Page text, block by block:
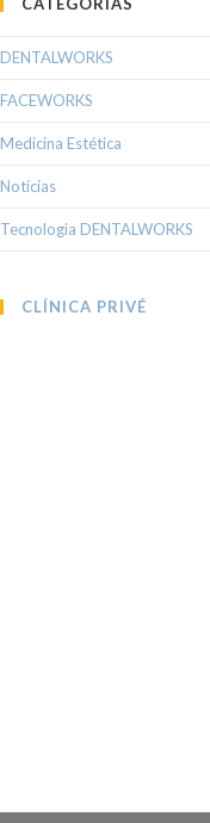
DENTALWORKS
FACEWORKS
Medicina Estética
Notícias
Tecnologia DENTALWORKS
CLÍNICA PRIVÉ